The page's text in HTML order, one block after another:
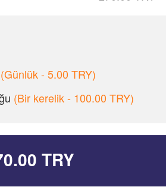
(Günlük - 5.00 TRY)
(Bir kerelik - 100.00 TRY)
TRY